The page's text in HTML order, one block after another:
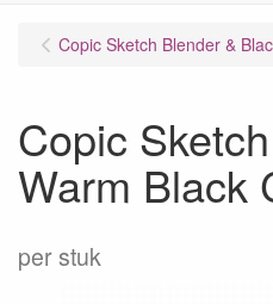
Copic Sketch Blender &
Copic
Warm Black
per stuk